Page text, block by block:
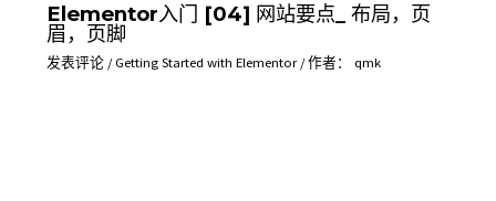
Elementor入门 [04] 网站要点_ 布局，页
眉，页脚
发表评论 /Getting Started with Elementor/ 作者： qmk